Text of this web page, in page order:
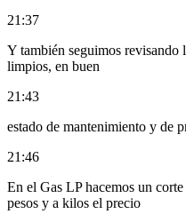
21:37
Y también seguimos revisando
limpios, en buen
21:43
estado de mantenimiento y de
21:46
En el Gas LP hacemos un
pesos y a kilos el precio